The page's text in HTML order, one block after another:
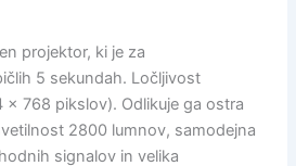
projektor, ki je za
5 sekundah. Ločljivost
x 768 pikslov). Odlikuje ga ostra
2800 lumnov, samodejna
signalov in velika